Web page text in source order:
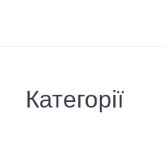
Категорії